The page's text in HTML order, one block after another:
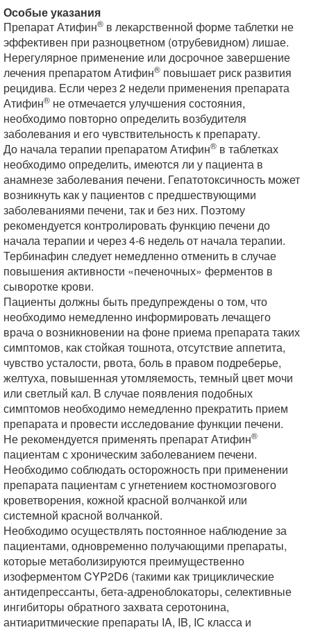
Особые указания
Препарат Атифин® в лекарственной форме таблетки не
эффективен при разноцветном (отрубевидном) лишае.
Нерегулярное применение или досрочное завершение
лечения препаратом Атифин® повышает риск развития
рецидива. Если через 2 недели применения препарата
Атифин® не отмечается улучшения состояния,
необходимо повторно определить возбудителя
заболевания и его чувствительность к препарату.
До начала терапии препаратом Атифин® в таблетках
необходимо определить, имеются ли у пациента в
анамнезе заболевания печени. Гепатотоксичность может
возникнуть как у пациентов с предшествующими
заболеваниями печени, так и без них. Поэтому
рекомендуется контролировать функцию печени до
начала терапии и через 4-6 недель от начала терапии.
Тербинафин следует немедленно отменить в случае
повышения активности «печеночных» ферментов в
сыворотке крови.
Пациенты должны быть предупреждены о том, что
необходимо немедленно информировать лечащего
врача о возникновении на фоне приема препарата таких
симптомов, как стойкая тошнота, отсутствие аппетита,
чувство усталости, рвота, боль в правом подреберье,
желтуха, повышенная утомляемость, темный цвет мочи
или светлый кал. В случае появления подобных
симптомов необходимо немедленно прекратить прием
препарата и провести исследование функции печени.
Не рекомендуется применять препарат Атифин®
пациентам с хроническим заболеванием печени.
Необходимо соблюдать осторожность при применении
препарата пациентам с угнетением костномозгового
кроветворения, кожной красной волчанкой или
системной красной волчанкой.
Необходимо осуществлять постоянное наблюдение за
пациентами, одновременно получающими препараты,
которые метаболизируются преимущественно
изоферментом CYP2D6 (такими как трициклические
антидепрессанты, бета-адреноблокаторы, селективные
ингибиторы обратного захвата серотонина,
антиаритмические препараты IA, IB, IС класса и